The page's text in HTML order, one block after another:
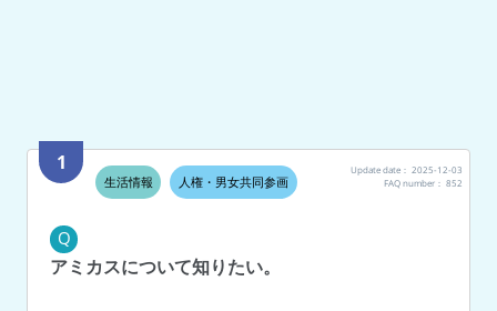
1
生活情報 人権・男女共同参画
Update date： 2025-12-03
FAQ number： 852
Q
アミカスについて知りたい。